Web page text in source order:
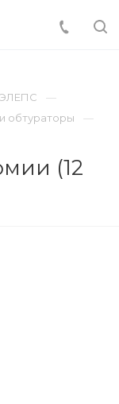
ЭЛЕПС
обтураторы
(12